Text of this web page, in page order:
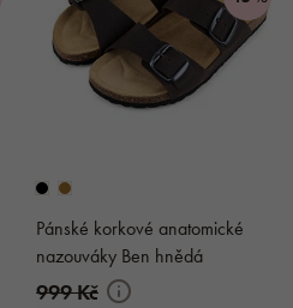
Pánské korkové anatomické
nazouváky Ben hnědá
999 Kč